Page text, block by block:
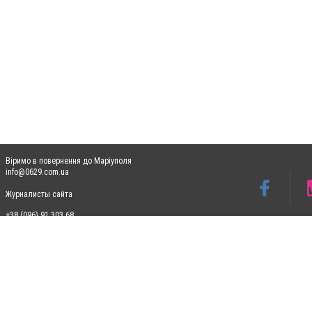
Віримо в повернення до Маріуполя
info@0629.com.ua
Журналисты сайта
+38 (096) 91 303 68